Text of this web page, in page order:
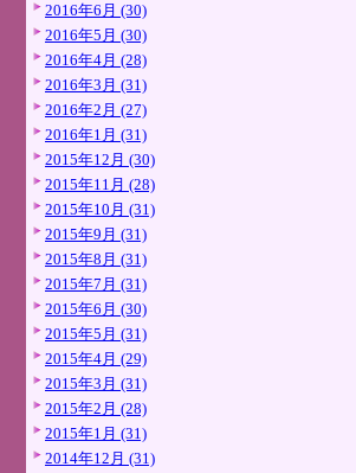
2016年6月 (30)
2016年5月 (30)
2016年4月 (28)
2016年3月 (31)
2016年2月 (27)
2016年1月 (31)
2015年12月 (30)
2015年11月 (28)
2015年10月 (31)
2015年9月 (31)
2015年8月 (31)
2015年7月 (31)
2015年6月 (30)
2015年5月 (31)
2015年4月 (29)
2015年3月 (31)
2015年2月 (28)
2015年1月 (31)
2014年12月 (31)